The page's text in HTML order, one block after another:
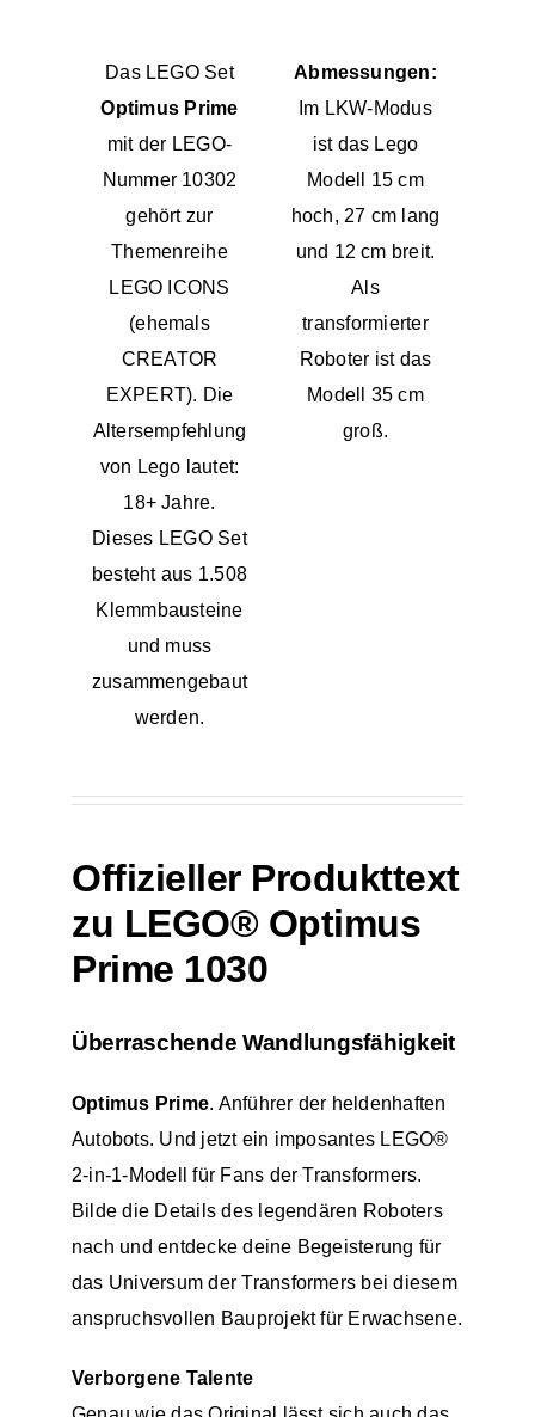
Das LEGO Set
Optimus Prime
mit der LEGO-
Nummer 10302
gehört zur
Themenreihe
LEGO ICONS
(ehemals
CREATOR
EXPERT). Die
Altersempfehlung
von Lego lautet:
18+ Jahre.
Dieses LEGO Set
besteht aus 1.508
Klemmbausteine
und muss
zusammengebaut
werden.
Abmessungen:
Im LKW-Modus
ist das Lego
Modell 15 cm
hoch, 27 cm lang
und 12 cm breit.
Als
transformierter
Roboter ist das
Modell 35 cm
groß.
Offizieller Produkttext
zu LEGO® Optimus
Prime 1030
Überraschende Wandlungsfähigkeit
Optimus Prime. Anführer der heldenhaften
Autobots. Und jetzt ein imposantes LEGO®
2-in-1-Modell für Fans der Transformers.
Bilde die Details des legendären Roboters
nach und entdecke deine Begeisterung für
das Universum der Transformers bei diesem
anspruchsvollen Bauprojekt für Erwachsene.
Verborgene Talente